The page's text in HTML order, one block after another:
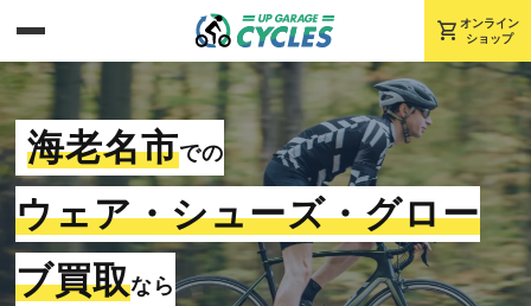
shopping_cart オンライン
ショップ
海老名市での
ウェア・シューズ・グロー
ブ買取なら